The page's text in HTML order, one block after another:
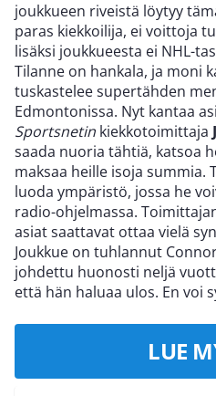
joukkueen riveistä löytyy
paras kiekkoilija, ei voittoja
lisäksi joukkueesta ei NHL-
Tilanne on hankala, ja moni
tuskastelee supertähden
Edmontonissa. Nyt kantaa
Sportsnetin kiekkotoimittaja
saada nuoria tähtiä, katsoa
maksaa heille isoja summia.
luoda ympäristö, jossa he
radio-ohjelmassa.
asiat saattavat ottaa vielä
Joukkue on tuhlannut
johdettu huonosti neljä
että hän haluaa ulos. En voi
LUE